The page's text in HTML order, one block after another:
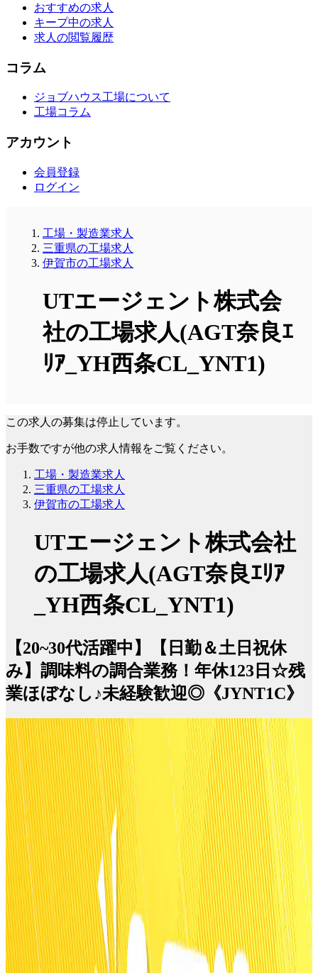
おすすめの求人
キープ中の求人
求人の閲覧履歴
コラム
ジョブハウス工場について
工場コラム
アカウント
会員登録
ログイン
工場・製造業求人
三重県の工場求人
伊賀市の工場求人
UTエージェント株式会
社の工場求人(AGT奈良ｴ
ﾘｱ_YH西条CL_YNT1)
この求人の募集は停止しています。
お手数ですが他の求人情報をご覧ください。
工場・製造業求人
三重県の工場求人
伊賀市の工場求人
UTエージェント株式会社
の工場求人(AGT奈良ｴﾘｱ
_YH西条CL_YNT1)
【20~30代活躍中】【日勤＆土日祝休
み】調味料の調合業務！年休123日☆残
業ほぼなし♪未経験歓迎◎《JYNT1C》